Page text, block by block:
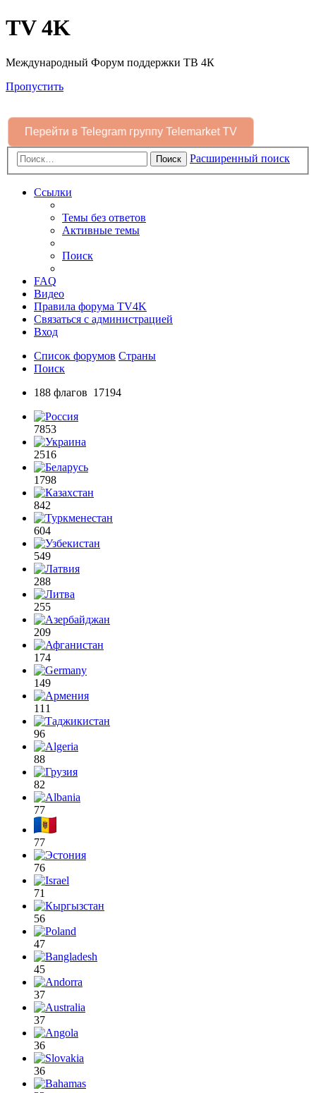
TV 4K
Международный Форум поддержки ТВ 4К
Пропустить
Перейти в Telegram группу Telemarket TV
Поиск Расширенный поиск
Ссылки
Темы без ответов
Активные темы
Поиск
FAQ
Видео
Правила форума TV4K
Связаться с администрацией
Вход
Список форумов Страны
Поиск
188 флагов 17194
7853
2516
1798
842
604
549
288
255
209
174
149
111
96
88
82
77
77
76
71
56
47
45
37
37
36
36